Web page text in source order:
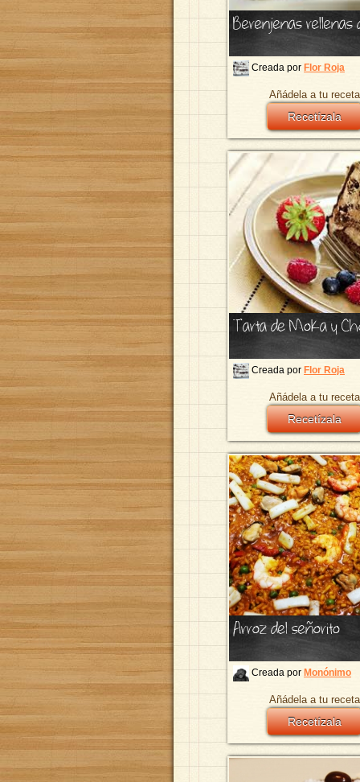
Berenjenas rellenas
Creada por Flor Roja
Añádela a tu
Recetízala
Tarta de Moka y
Creada por Flor Roja
Añádela a tu
Recetízala
Arroz del señorito
Creada por Monónimo
Añádela a tu
Recetízala